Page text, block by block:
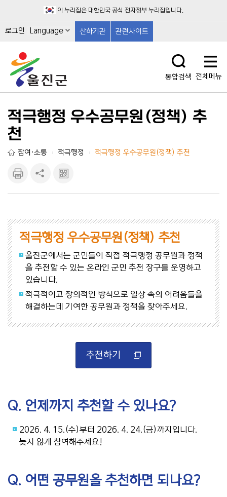
이 누리집은 대한민국 공식 전자정부 누리집입니다.
로그인 Language 산하기관 관련사이트
통합검색 전체메뉴
적극행정 우수공무원(정책) 추
천
참여·소통 적극행정 적극행정 우수공무원(정책) 추천
기
기
크 보
적극행정 우수공무원(정책) 추천
울진군에서는 군민들이 직접 적극행정 공무원과 정책
을 추천할 수 있는 온라인 군민 추천 창구를 운영하고
있습니다.
적극적이고 창의적인 방식으로 일상 속의 어려움들을
해결하는데 기여한 공무원과 정책을 찾아주세요.
추천하기
Q. 언제까지 추천할 수 있나요?
2026. 4. 15.(수)부터 2026. 4. 24.(금)까지입니다.
늦지 않게 참여해주세요!
Q. 어떤 공무원을 추천하면 되나요?